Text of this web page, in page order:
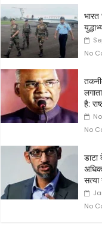
भारत
No
है:
No
No